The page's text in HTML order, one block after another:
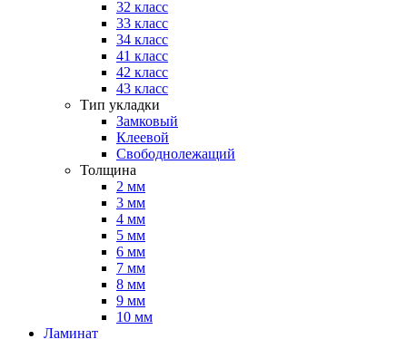
32 класс
33 класс
34 класс
41 класс
42 класс
43 класс
Тип укладки
Замковый
Клеевой
Свободнолежащий
Толщина
2 мм
3 мм
4 мм
5 мм
6 мм
7 мм
8 мм
9 мм
10 мм
Ламинат